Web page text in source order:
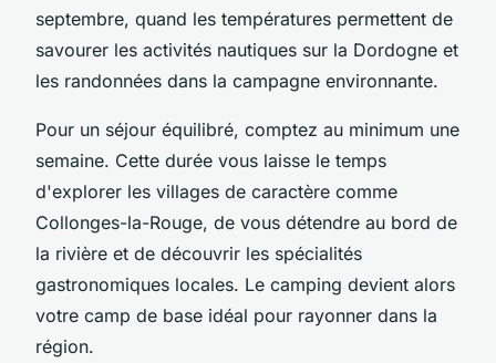
septembre, quand les températures permettent de
savourer les activités nautiques sur la Dordogne et
les randonnées dans la campagne environnante.
Pour un séjour équilibré, comptez au minimum une
semaine. Cette durée vous laisse le temps
d'explorer les villages de caractère comme
Collonges-la-Rouge, de vous détendre au bord de
la rivière et de découvrir les spécialités
gastronomiques locales. Le camping devient alors
votre camp de base idéal pour rayonner dans la
région.